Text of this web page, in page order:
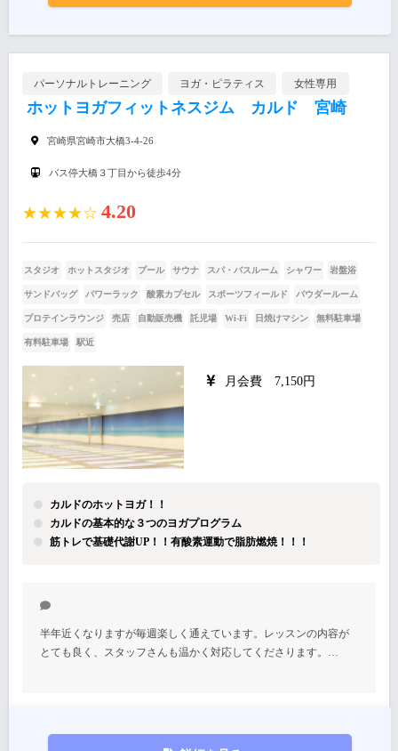
パーソナルトレーニング ヨガ・ピラティス 女性専用
ホットヨガフィットネスジム カルド 宮崎
宮崎県宮崎市大橋3-4-26
バス停大橋３丁目から徒歩4分
★★★★☆ 4.20
スタジオ ホットスタジオ プール サウナ スパ・バスルーム シャワー 岩盤浴
サンドバッグ パワーラック 酸素カプセル スポーツフィールド パウダールーム
プロテインラウンジ 売店 自動販売機 託児場 Wi-Fi 日焼けマシン 無料駐車場
有料駐車場 駅近
月会費 7,150円
カルドのホットヨガ！！
カルドの基本的な３つのヨガプログラム
筋トレで基礎代謝UP！！有酸素運動で脂肪燃焼！！！
半年近くなりますが毎週楽しく通えています。レッスンの内容が
とても良く、スタッフさんも温かく対応してくださります。…